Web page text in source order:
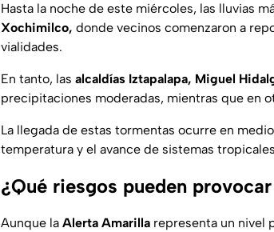
Hasta la noche de este miércoles, las lluvias
Xochimilco, donde vecinos comenzaron a
vialidades.
En tanto, las alcaldías Iztapalapa, Miguel
precipitaciones moderadas, mientras que en
La llegada de estas tormentas ocurre en
temperatura y el avance de sistemas
¿Qué riesgos pueden
Aunque la Alerta Amarilla representa un nivel